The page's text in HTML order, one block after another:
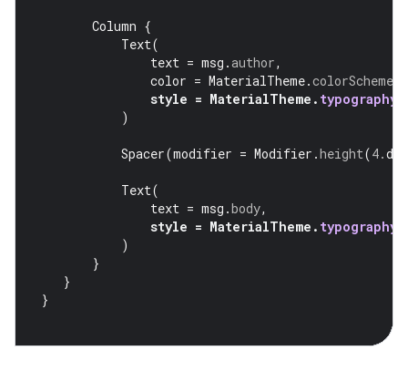
Column {
Text(
text = msg .author,
color = MaterialTheme.colorScheme
style = MaterialTheme . typography
)
Spacer(modifier = Modifier .height(4.dp
Text(
text = msg .body,
style = MaterialTheme . typography
)
}
}
}